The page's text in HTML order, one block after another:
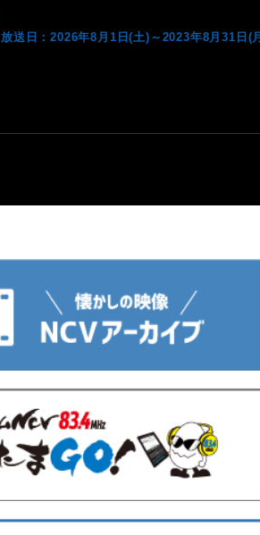
放送日：2026年8月1日(土)～2023年8月31日(